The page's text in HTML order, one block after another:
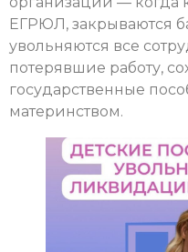
ЕГРЮЛ, закрываются
увольняются все
потерявшие работу,
государственные
материнством.